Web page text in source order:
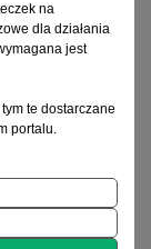
i
na
dla działania
jest
te dostarczane
portalu.